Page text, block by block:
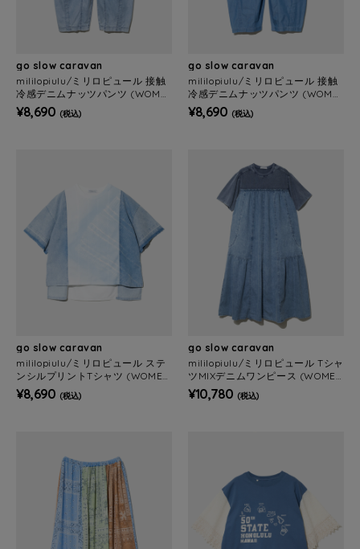
go slow caravan
mililopiulu/ミリロピュール 接触
冷感デニムナッツパンツ (WOME
NS)
¥8,690 (税込)
go slow caravan
mililopiulu/ミリロピュール 接触
冷感デニムナッツパンツ (WOME
NS)
¥8,690 (税込)
go slow caravan
mililopiulu/ミリロピュール ステ
ンシルプリントTシャツ (WOMEN
S)
¥8,690 (税込)
go slow caravan
mililopiulu/ミリロピュール Tシャ
ツMIXデニムワンピース (WOMEN
S)
¥10,780 (税込)